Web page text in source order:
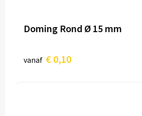
Doming Rond Ø 15 mm
vanaf € 0,10